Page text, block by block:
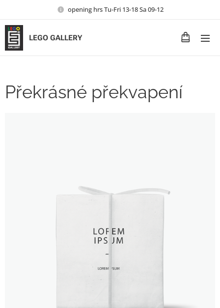
opening hrs Tu-Fri 13-18 Sa 09-12
LEGO GALLERY
Překrásné překvapení